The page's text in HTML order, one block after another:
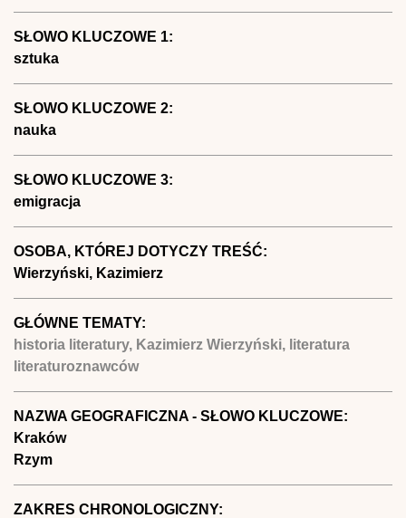
SŁOWO KLUCZOWE 1:
sztuka
SŁOWO KLUCZOWE 2:
nauka
SŁOWO KLUCZOWE 3:
emigracja
OSOBA, KTÓREJ DOTYCZY TREŚĆ:
Wierzyński, Kazimierz
GŁÓWNE TEMATY:
historia literatury, Kazimierz Wierzyński, literatura
literaturoznawców
NAZWA GEOGRAFICZNA - SŁOWO KLUCZOWE:
Kraków
Rzym
ZAKRES CHRONOLOGICZNY: